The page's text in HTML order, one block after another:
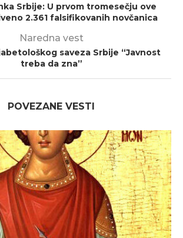
Srbije: U prvom tromesečju ove
2.361 falsifikovanih novčanica
Naredna vest
saveza Srbije “Javnost
treba da zna”
POVEZANE VESTI